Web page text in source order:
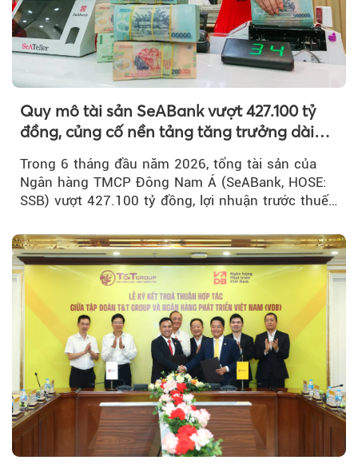
Quy mô tài sản SeABank vượt 427.100 tỷ
đồng, củng cố nền tảng tăng trưởng dài
Trong 6 tháng đầu năm 2026, tổng tài sản của
Ngân hàng TMCP Đông Nam Á (SeABank, HOSE:
SSB) vượt 427.100 tỷ đồng, lợi nhuận trước thuế